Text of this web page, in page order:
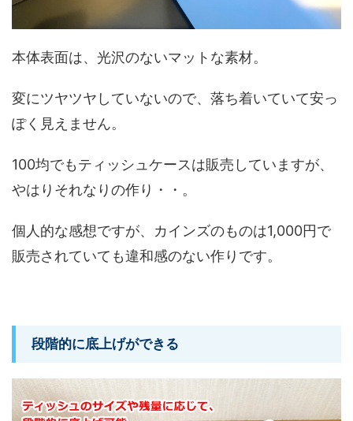
本体表面は、光沢のないマットな素材。
変にツヤツヤしていないので、落ち着いていて安っ
ぽく見えません。
100均でもティッシュケースは販売していますが、
やはりそれなりの作り・・。
個人的な感想ですが、カインズのものは1,000円で
販売されていても違和感のない作りです。
段階的に底上げができる